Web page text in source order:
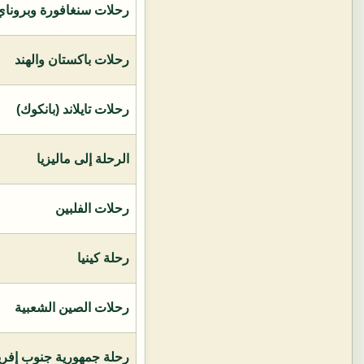
رحلات سنغافورة
رحلات باكستان والهند
رحلات تايلاند (بانكوك)
الرحلة إلى ماليزيا
رحلات الفلبين
رحلة كينيا
رحلات الصين الشعبية
رحلة جمهورية جنوب